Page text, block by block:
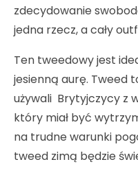
zdecydowanie
jedna rzecz, a cały
Ten tweedowy jest
jesienną aurę. Tweed
używali Brytyjczycy z
który miał być
na trudne warunki
tweed zimą będzie